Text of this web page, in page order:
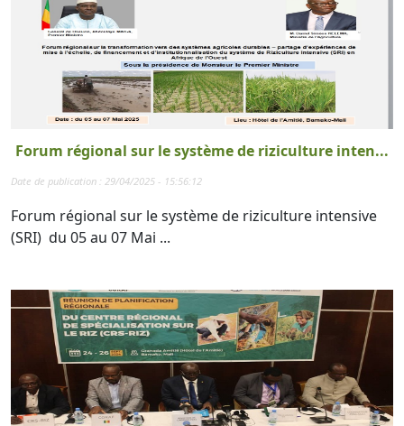
Forum régional sur le système de riziculture inten...
Date de publication : 29/04/2025 - 15:56:12
Forum régional sur le système de riziculture intensive
(SRI) du 05 au 07 Mai ...